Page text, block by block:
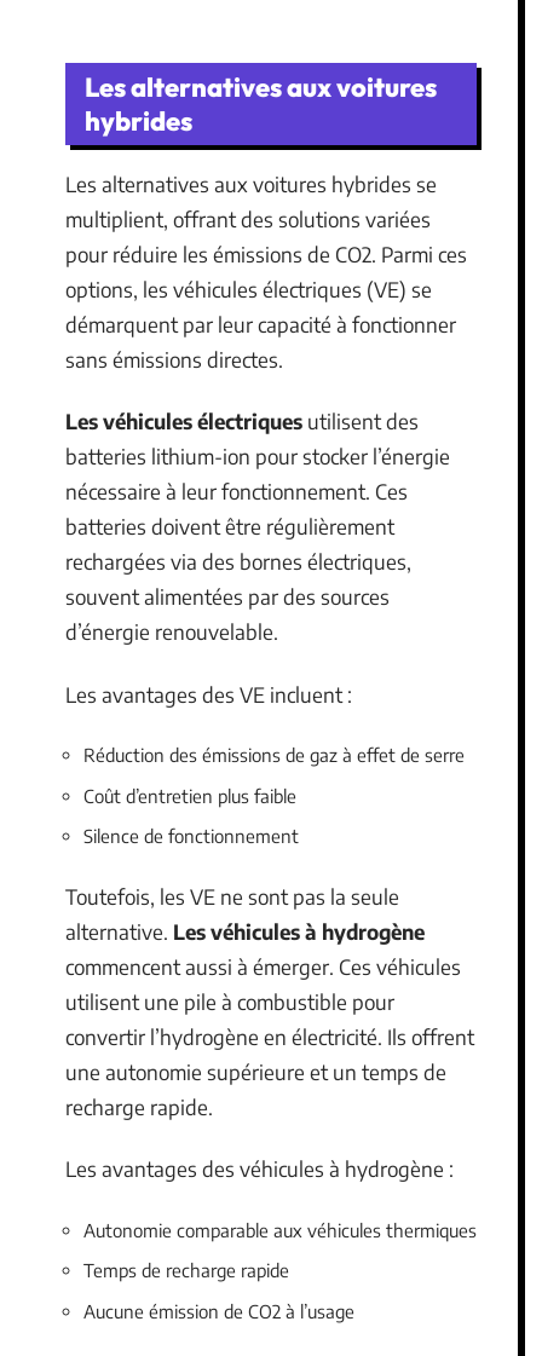
Les alternatives aux voitures
hybrides
Les alternatives aux voitures hybrides se
multiplient, offrant des solutions variées
pour réduire les émissions de CO2. Parmi ces
options, les véhicules électriques (VE) se
démarquent par leur capacité à fonctionner
sans émissions directes.
Les véhicules électriques utilisent des
batteries lithium-ion pour stocker l’énergie
nécessaire à leur fonctionnement. Ces
batteries doivent être régulièrement
rechargées via des bornes électriques,
souvent alimentées par des sources
d’énergie renouvelable.
Les avantages des VE incluent :
Réduction des émissions de gaz à effet de serre
Coût d’entretien plus faible
Silence de fonctionnement
Toutefois, les VE ne sont pas la seule
alternative. Les véhicules à hydrogène
commencent aussi à émerger. Ces véhicules
utilisent une pile à combustible pour
convertir l’hydrogène en électricité. Ils offrent
une autonomie supérieure et un temps de
recharge rapide.
Les avantages des véhicules à hydrogène :
Autonomie comparable aux véhicules thermiques
Temps de recharge rapide
Aucune émission de CO2 à l’usage